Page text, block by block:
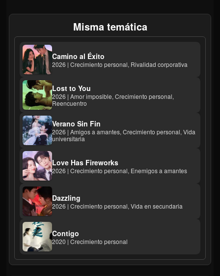
Misma temática
Camino al Éxito
2026 | Crecimiento personal, Rivalidad corporativa
Lost to You
2026 | Amor imposible, Crecimiento personal,
Reencuentro
Verano Sin Fin
2026 | Amigos a amantes, Crecimiento personal, Vida
universitaria
Love Has Fireworks
2026 | Crecimiento personal, Enemigos a amantes
Dazzling
2026 | Crecimiento personal, Vida en secundaria
Contigo
2020 | Crecimiento personal